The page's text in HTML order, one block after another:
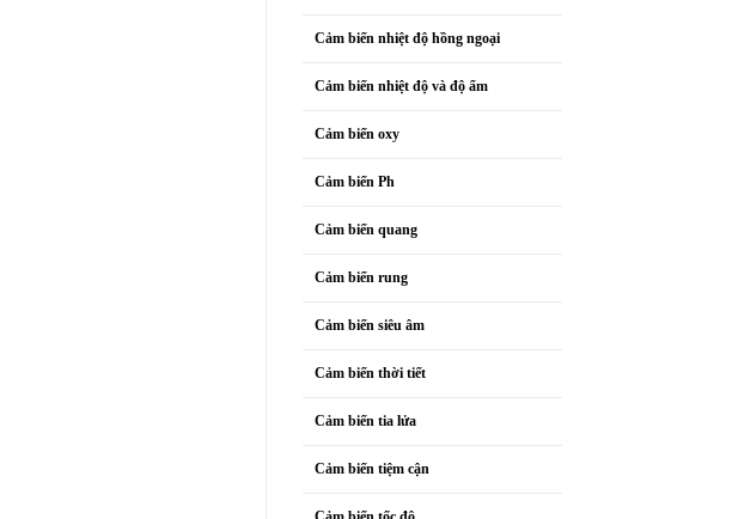
Cảm biến nhiệt độ hồng ngoại
Cảm biến nhiệt độ và độ ẩm
Cảm biến oxy
Cảm biến Ph
Cảm biến quang
Cảm biến rung
Cảm biến siêu âm
Cảm biến thời tiết
Cảm biến tia lửa
Cảm biến tiệm cận